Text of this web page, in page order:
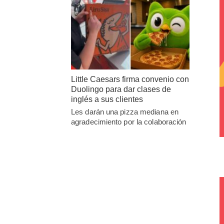
Little Caesars firma convenio con
Duolingo para dar clases de
inglés a sus clientes
Les darán una pizza mediana en
agradecimiento por la colaboración